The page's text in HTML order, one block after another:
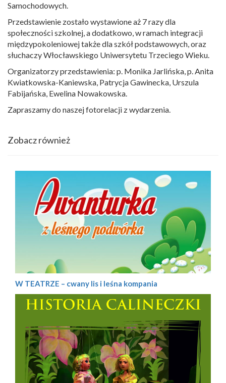
Samochodowych.
Przedstawienie zostało wystawione aż 7 razy dla
społeczności szkolnej, a dodatkowo, w ramach integracji
międzypokoleniowej także dla szkół podstawowych, oraz
słuchaczy Włocławskiego Uniwersytetu Trzeciego Wieku.
Organizatorzy przedstawienia: p. Monika Jarlińska, p. Anita
Kwiatkowska-Kaniewska, Patrycja Gawinecka, Urszula
Fabijańska, Ewelina Nowakowska.
Zapraszamy do naszej fotorelacji z wydarzenia.
Zobacz również
W TEATRZE – cwany lis i leśna kompania